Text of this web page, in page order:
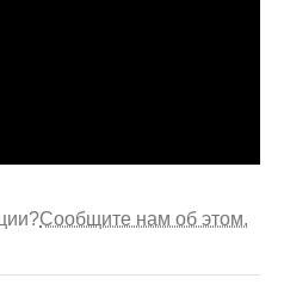
Сообщите нам об этом.